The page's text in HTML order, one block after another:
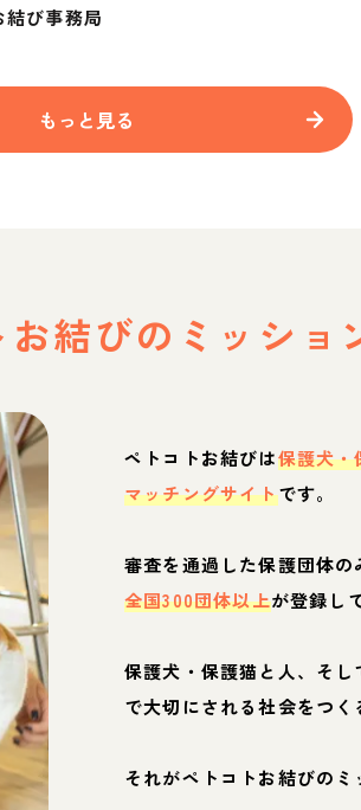
び事務局
もっと見る
結びの ミッショ
ペトコトお結びは保護犬・
マッチングサイトです。
審査を通過した保護団体の
全国300団体以上が登録し
保護犬・保護猫と人、そ
で大切にされる社会をつく
それがペトコトお結びのミ